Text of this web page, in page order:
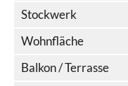
Stockwerk
Wohnfläche
Balkon / Terrasse